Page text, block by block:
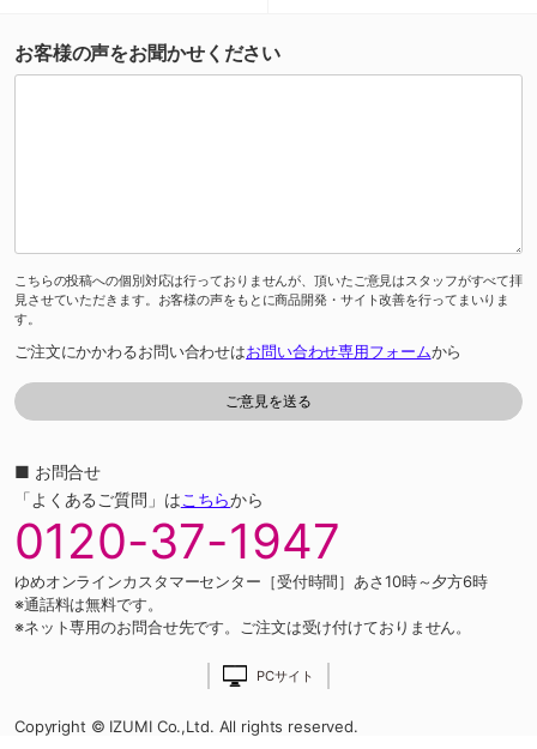
お客様の声をお聞かせください
こちらの投稿への個別対応は行っておりませんが、頂いたご意見はスタッフがすべて拝
見させていただきます。お客様の声をもとに商品開発・サイト改善を行ってまいりま
す。
ご注文にかかわるお問い合わせはお問い合わせ専用フォームから
■ お問合せ
「よくあるご質問」はこちらから
0120-37-1947
ゆめオンラインカスタマーセンター［受付時間］あさ10時～夕方6時
※通話料は無料です。
※ネット専用のお問合せ先です。ご注文は受け付けておりません。
PCサイト
Copyright © IZUMI Co.,Ltd. All rights reserved.